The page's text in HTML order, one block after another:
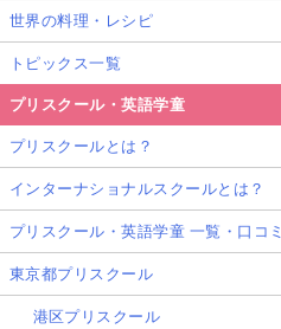
世界の料理・レシピ
トピックス一覧
プリスクール・英語学童
プリスクールとは？
インターナショナルスクールとは？
プリスクール・英語学童 一覧・口コミ
東京都プリスクール
港区プリスクール